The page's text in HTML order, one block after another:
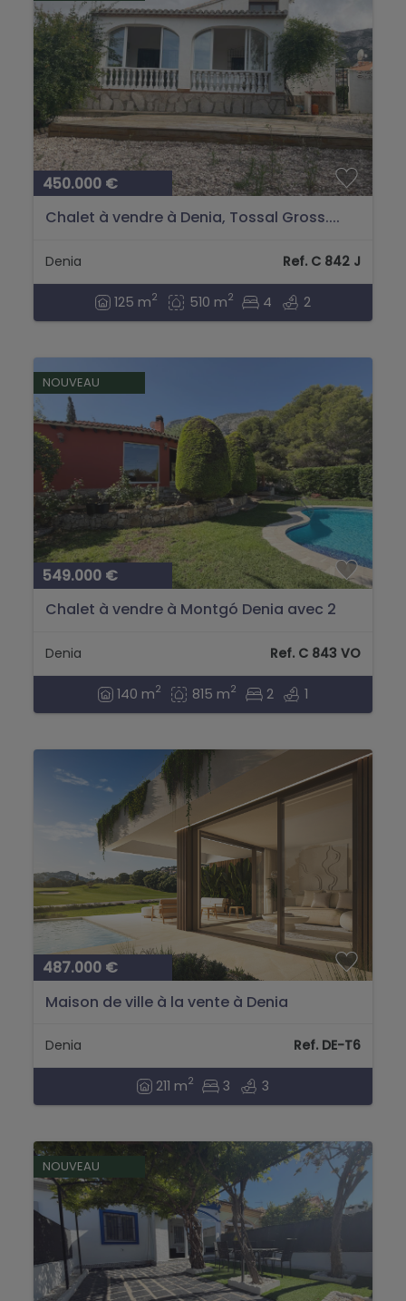
450.000 €
Chalet à vendre à Denia, Tossal Gross....
Denia Ref. C 842 J
125 m2 510 m2 4 2
NOUVEAU
549.000 €
Chalet à vendre à Montgó Denia avec 2
Denia Ref. C 843 VO
140 m2 815 m2 2 1
487.000 €
Maison de ville à la vente à Denia
Denia Ref. DE-T6
211 m2 3 3
NOUVEAU